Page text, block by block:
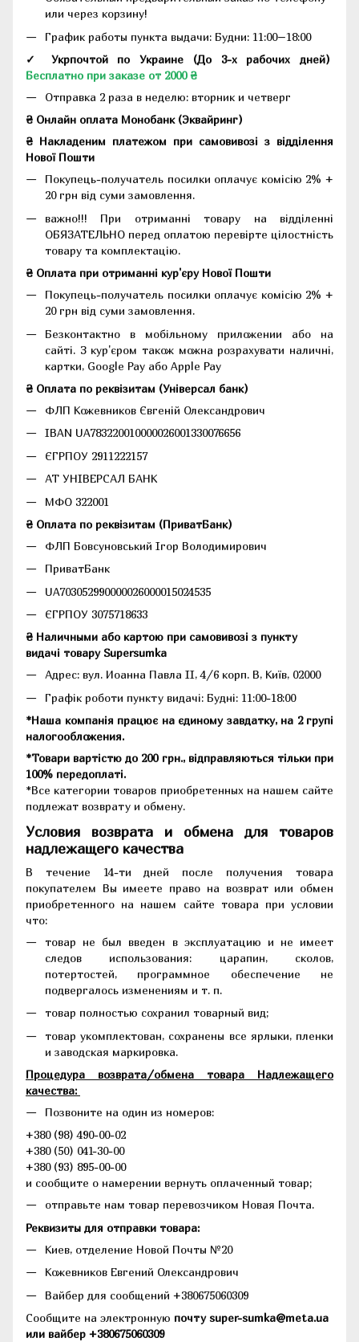
или через корзину!
График работы пункта выдачи: Будни: 11:00–18:00
✓ Укрпочтой по Украине (До 3-х рабочих дней)
Бесплатно при заказе от 2000 ₴
Отправка 2 раза в неделю: вторник и четверг
₴ Онлайн оплата Монобанк (Эквайринг)
₴ Накладеним платежом при самовивозі з відділення
Нової Пошти
Покупець-получатель посилки оплачує комісію 2% +
20 грн від суми замовлення.
важно!!! При отриманні товару на відділенні
ОБЯЗАТЕЛЬНО перед оплатою перевірте цілостність
товару та комплектацію.
₴ Оплата при отриманні кур'єру Нової Пошти
Покупець-получатель посилки оплачує комісію 2% +
20 грн від суми замовлення.
Безконтактно в мобільному приложении або на
сайті. З кур'єром також можна розрахувати наличні,
картки, Google Pay або Apple Pay
₴ Оплата по реквізитам (Універсал банк)
ФЛП Кожевников Євгеній Олександрович
IBAN UA783220010000026001330076656
ЄГРПОУ 2911222157
АТ УНІВЕРСАЛ БАНК
МФО 322001
₴ Оплата по реквізитам (ПриватБанк)
ФЛП Бовсуновський Ігор Володимирович
ПриватБанк
UA703052990000026000015024535
ЄГРПОУ 3075718633
₴ Наличными або картою при самовивозі з пункту
видачі товару Supersumka
Адрес: вул. Иоанна Павла II, 4/6 корп. В, Київ, 02000
Графік роботи пункту видачі: Будні: 11:00-18:00
*Наша компанія працює на єдиному завдатку, на 2 групі
налогообложения.
*Товари вартістю до 200 грн., відправляються тільки при
100% передоплаті.
*Все категории товаров приобретенных на нашем сайте
подлежат возврату и обмену.
Условия возврата и обмена для товаров
надлежащего качества
В течение 14-ти дней после получения товара
покупателем Вы имеете право на возврат или обмен
приобретенного на нашем сайте товара при условии
что:
товар не был введен в эксплуатацию и не имеет
следов использования: царапин, сколов,
потертостей, программное обеспечение не
подвергалось изменениям и т. п.
товар полностью сохранил товарный вид;
товар укомплектован, сохранены все ярлыки, пленки
и заводская маркировка.
Процедура возврата/обмена товара Надлежащего
качества:
Позвоните на один из номеров:
+380 (98) 490-00-02
+380 (50) 041-30-00
+380 (93) 895-00-00
и сообщите о намерении вернуть оплаченный товар;
отправьте нам товар перевозчиком Новая Почта.
Реквизиты для отправки товара:
Киев, отделение Новой Почты №20
Кожевников Евгений Олександрович
Вайбер для сообщений +380675060309
Сообщите на электронную почту super-sumka@meta.ua
или вайбер +380675060309